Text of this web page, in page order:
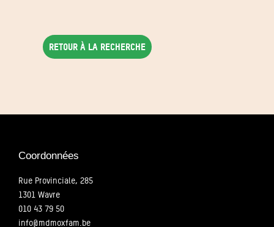
Retour à la recherche
Coordonnées
Rue Provinciale, 285
1301 Wavre
010 43 79 50
info@mdmoxfam.be